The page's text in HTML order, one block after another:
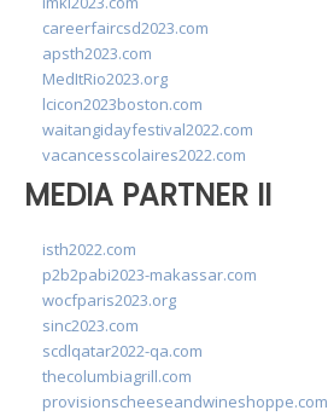
careerfaircsd2023.com
apsth2023.com
MedItRio2023.org
lcicon2023boston.com
waitangidayfestival2022.com
vacancesscolaires2022.com
MEDIA PARTNER II
isth2022.com
p2b2pabi2023-makassar.com
wocfparis2023.org
sinc2023.com
scdlqatar2022-qa.com
thecolumbiagrill.com
provisionscheeseandwineshoppe.com